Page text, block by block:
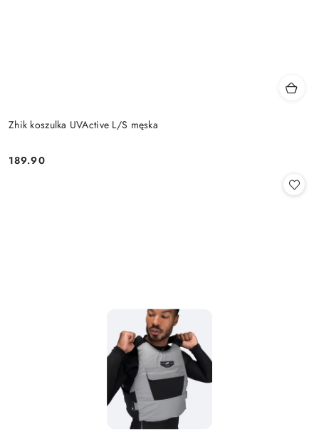
Zhik koszulka UVActive L/S męska
Cena:
189.90